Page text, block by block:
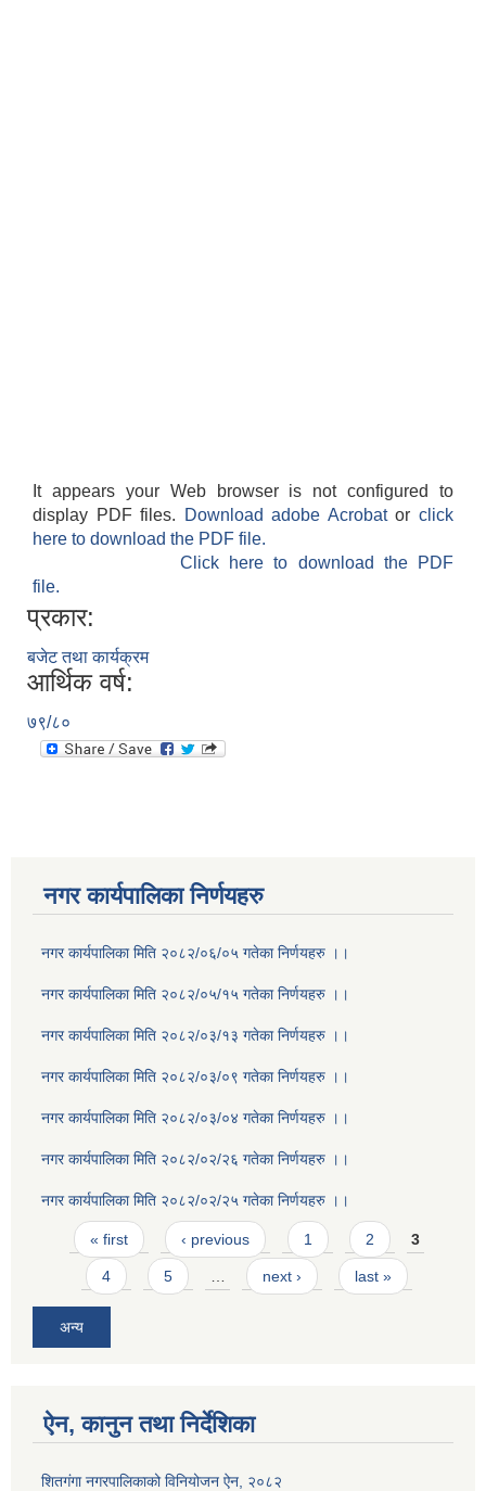
It appears your Web browser is not configured to
display PDF files.
Download adobe Acrobatorclick
here to download the PDF file.
Click here to download the PDF
file.
प्रकार:
बजेट तथा कार्यक्रम
आर्थिक वर्ष:
७९/८०
नगर कार्यपालिका निर्णयहरु
नगर कार्यपालिका मिति २०८२/०६/०५ गतेका निर्णयहरु ।।
नगर कार्यपालिका मिति २०८२/०५/१५ गतेका निर्णयहरु ।।
नगर कार्यपालिका मिति २०८२/०३/१३ गतेका निर्णयहरु ।।
नगर कार्यपालिका मिति २०८२/०३/०९ गतेका निर्णयहरु ।।
नगर कार्यपालिका मिति २०८२/०३/०४ गतेका निर्णयहरु ।।
नगर कार्यपालिका मिति २०८२/०२/२६ गतेका निर्णयहरु ।।
नगर कार्यपालिका मिति २०८२/०२/२५ गतेका निर्णयहरु ।।
Pages
« first ‹ previous 1 2 3
4 5 … next › last »
अन्य
ऐन, कानुन तथा निर्देशिका
शितगंगा नगरपालिकाको विनियोजन ऐन, २०८२